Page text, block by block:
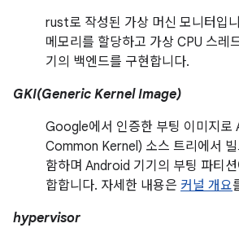
rust로 작성된 가상 머신 모니터입
메모리를 할당하고 가상 CPU 스레
기의 백엔드를 구현합니다.
GKI(Generic Kernel Image)
Google에서 인증한 부팅 이미지로
Common Kernel) 소스 트리에서
함하며 Android 기기의 부팅 파티
합합니다. 자세한 내용은 커널 개요
hypervisor